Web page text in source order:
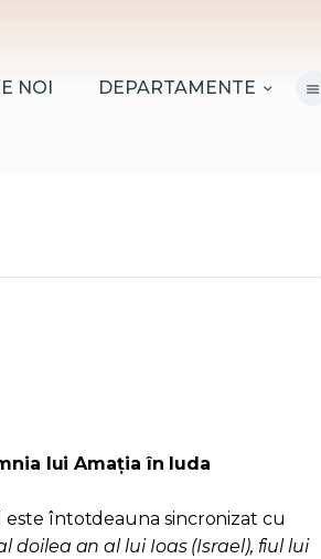
NOI DEPARTAMENTE
BETANIA
lui Amația în Iuda
întotdeauna sincronizat cu
doilea an al lui Ioas (Israel), fiul lui